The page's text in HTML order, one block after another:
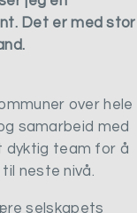
Det er med stor
over hele
samarbeid med
dyktig team for å
neste nivå.
selskapets